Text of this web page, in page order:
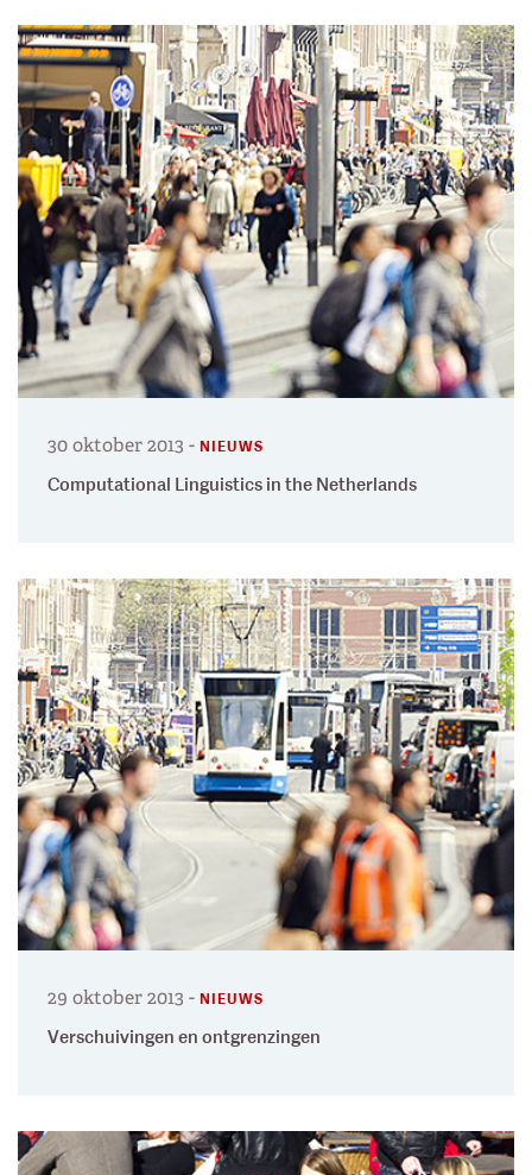
30 oktober 2013 - NIEUWS
Computational Linguistics in the Netherlands
29 oktober 2013 - NIEUWS
Verschuivingen en ontgrenzingen